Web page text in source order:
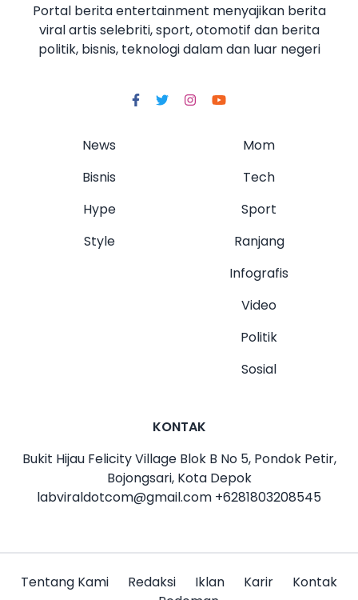
Portal berita entertainment menyajikan berita
viral artis selebriti, sport, otomotif dan berita
politik, bisnis, teknologi dalam dan luar negeri
News
Bisnis
Hype
Style
Mom
Tech
Sport
Ranjang
Infografis
Video
Politik
Sosial
KONTAK
Bukit Hijau Felicity Village Blok B No 5, Pondok Petir,
Bojongsari, Kota Depok
labviraldotcom@gmail.com +6281803208545
Tentang Kami Redaksi Iklan Karir
Kontak